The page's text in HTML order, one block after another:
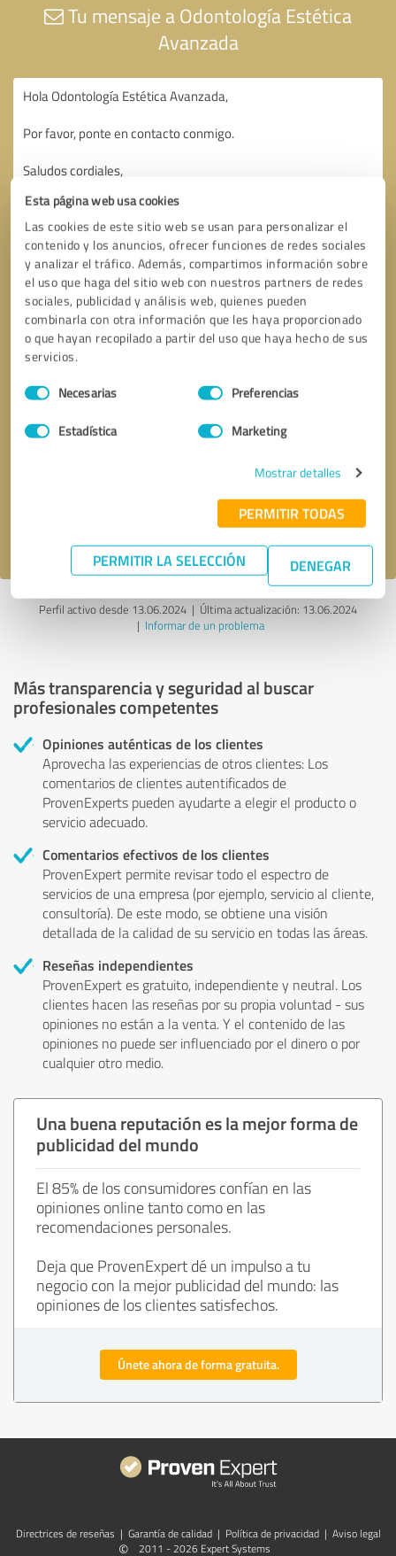
Esta página web usa cookies
Las cookies de este sitio web se usan para personalizar el
contenido y los anuncios, ofrecer funciones de redes sociales
y analizar el tráfico. Además, compartimos información sobre
el uso que haga del sitio web con nuestros partners de redes
sociales, publicidad y análisis web, quienes pueden
combinarla con otra información que les haya proporcionado
o que hayan recopilado a partir del uso que haya hecho de sus
servicios.
Selección
de
Necesarias Preferencias
Estadística Marketing
Mostrar detalles
PERMITIR TODAS
PERMITIR LA SELECCIÓN DENEGAR
Tu mensaje a Odontología Estética
Avanzada
Solicitar una llamada * campos obligatorios
Perfil activo desde 13.06.2024 | Última actualización: 13.06.2024
| Informar de un problema
Más transparencia y seguridad al buscar
profesionales competentes
Opiniones auténticas de los clientes
Aprovecha las experiencias de otros clientes: Los
comentarios de clientes autentificados de
ProvenExperts pueden ayudarte a elegir el producto o
servicio adecuado.
Comentarios efectivos de los clientes
ProvenExpert permite revisar todo el espectro de
servicios de una empresa (por ejemplo, servicio al cliente,
consultoría). De este modo, se obtiene una visión
detallada de la calidad de su servicio en todas las áreas.
Reseñas independientes
ProvenExpert es gratuito, independiente y neutral. Los
clientes hacen las reseñas por su propia voluntad - sus
opiniones no están a la venta. Y el contenido de las
opiniones no puede ser influenciado por el dinero o por
cualquier otro medio.
Una buena reputación es la mejor forma de
publicidad del mundo
El 85% de los consumidores confían en las
opiniones online tanto como en las
recomendaciones personales.
Deja que ProvenExpert dé un impulso a tu
negocio con la mejor publicidad del mundo: las
opiniones de los clientes satisfechos.
Únete ahora de forma gratuita.
Directrices de reseñas | Garantía de calidad | Política de privacidad | Aviso legal
©
2011 - 2026 Expert Systems